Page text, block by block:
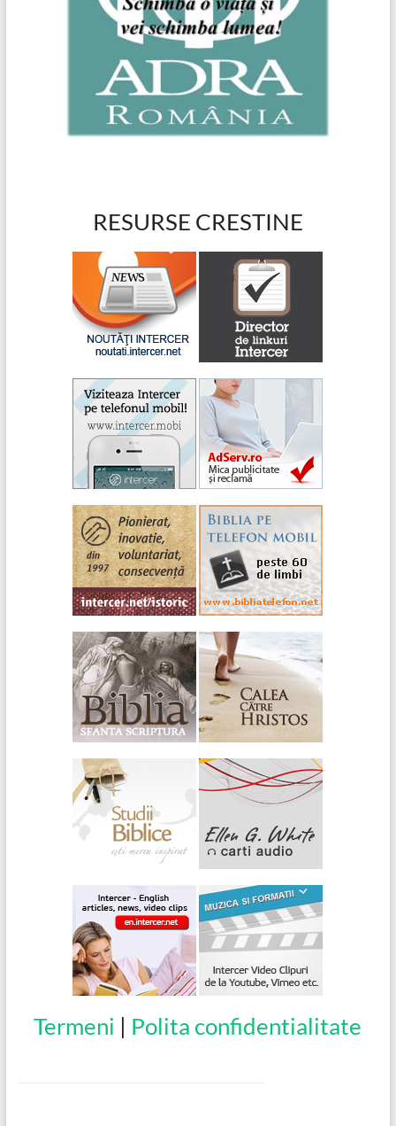
RESURSE CRESTINE
Termeni | Polita confidentialitate